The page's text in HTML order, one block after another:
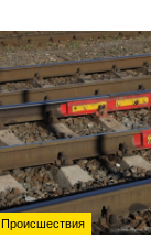
Происшествия